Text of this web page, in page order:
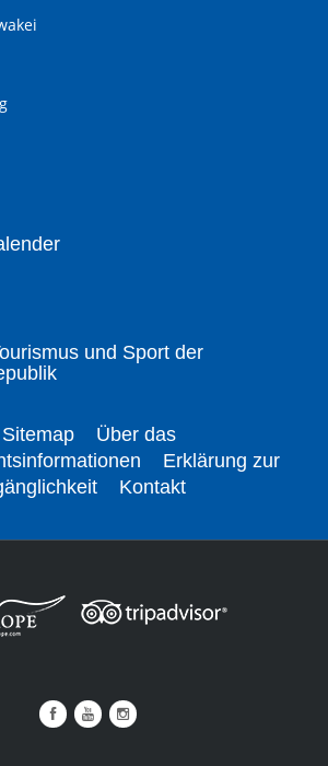
und Sport der
Sitemap
Über das
Erklärung zur
Kontakt